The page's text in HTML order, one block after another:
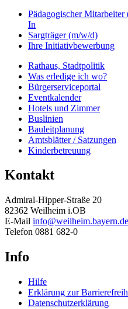
Pädagogischer
In
Sargträger (m/w/d)
Ihre Initiativbewerbung
Rathaus, Stadtpolitik
Was erledige ich wo?
Bürgerserviceportal
Eventkalender
Hotels und Zimmer
Buslinien
Bauleitplanung
Amtsblätter / Satzungen
Kinderbetreuung
Kontakt
Admiral-Hipper-Straße 20
82362 Weilheim i.OB
E-Mail info@weilheim.bayern.de
Telefon 0881 682-0
Info
Hilfe
Erklärung zur
Datenschutzerklärung